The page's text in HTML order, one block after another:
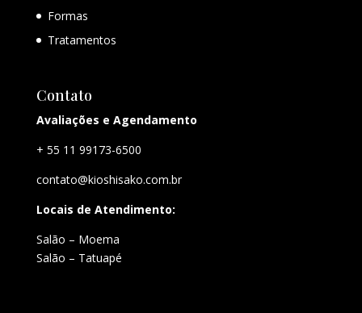
Formas
Tratamentos
Contato
Avaliações e Agendamento
+ 55 11 99173-6500
contato@kioshisako.com.br
Locais de Atendimento:
Salão – Moema
Salão – Tatuapé